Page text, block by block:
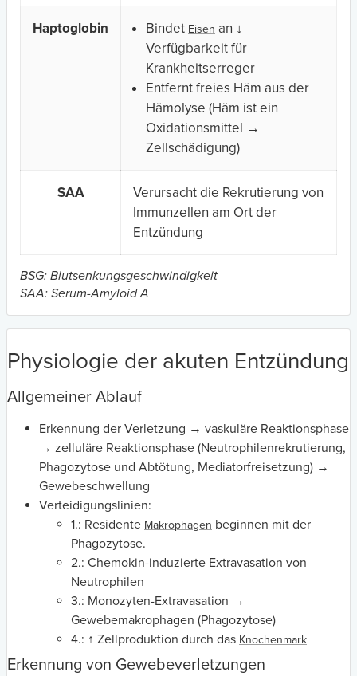
Haptoglobin Bindet Eisen an ↓
Verfügbarkeit für
Krankheitserreger
Entfernt freies Häm aus der
Hämolyse (Häm ist ein
Oxidationsmittel →
Zellschädigung)
SAA
Verursacht die Rekrutierung von
Immunzellen am Ort der
Entzündung
BSG: Blutsenkungsgeschwindigkeit
SAA: Serum-Amyloid A
Physiologie der akuten Entzündung
Allgemeiner Ablauf
Erkennung der Verletzung → vaskuläre Reaktionsphase
→ zelluläre Reaktionsphase (Neutrophilenrekrutierung,
Phagozytose und Abtötung, Mediatorfreisetzung) →
Gewebeschwellung
Verteidigungslinien:
1.: Residente Makrophagen beginnen mit der
Phagozytose.
2.: Chemokin-induzierte Extravasation von
Neutrophilen
3.: Monozyten-Extravasation →
Gewebemakrophagen (Phagozytose)
4.: ↑ Zellproduktion durch das Knochenmark
Erkennung von Gewebeverletzungen